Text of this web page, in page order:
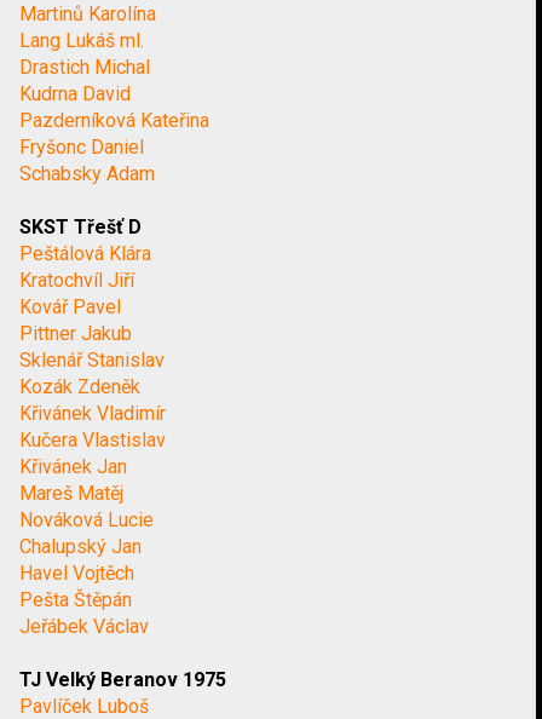
Martinů Karolína
Lang Lukáš ml.
Drastich Michal
Kudrna David
Pazderníková Kateřina
Fryšonc Daniel
Schabsky Adam
SKST Třešť D
Peštálová Klára
Kratochvíl Jiří
Kovář Pavel
Pittner Jakub
Sklenář Stanislav
Kozák Zdeněk
Křivánek Vladimír
Kučera Vlastislav
Křivánek Jan
Mareš Matěj
Nováková Lucie
Chalupský Jan
Havel Vojtěch
Pešta Štěpán
Jeřábek Václav
TJ Velký Beranov 1975
Pavlíček Luboš